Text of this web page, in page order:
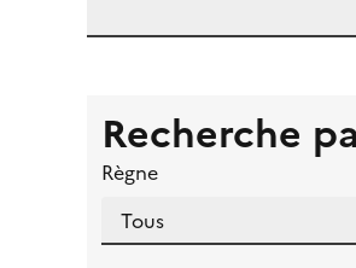
Recherche
Règne